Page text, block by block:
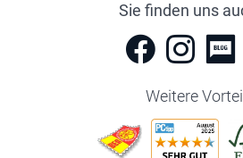
Sie finden uns
Weitere